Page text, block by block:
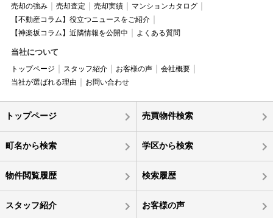
売却の強み 売却査定 売却実績
マンションカタログ
【不動産コラム】役立つニュースをご紹介
【神楽坂コラム】近隣情報を公開中
よくある質問
当社について
トップページ スタッフ紹介 お客様の声
会社概要
当社が選ばれる理由
お問い合わせ
トップページ 売買物件検索
町名から検索 学区から検索
物件閲覧履歴 検索履歴
スタッフ紹介 お客様の声